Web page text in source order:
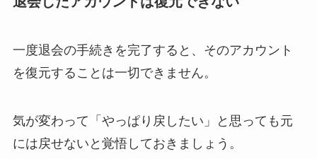
一度退会の手続きを完了すると、そのアカウント
を復元することは一切できません。
気が変わって「やっぱり戻したい」と思っても元
には戻せないと覚悟しておきましょう。